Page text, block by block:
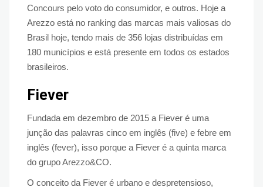
Concours pelo voto do consumidor, e outros. Hoje a
Arezzo está no ranking das marcas mais valiosas do
Brasil hoje, tendo mais de 356 lojas distribuídas em
180 municípios e está presente em todos os estados
brasileiros.
Fiever
Fundada em dezembro de 2015 a Fiever é uma
junção das palavras cinco em inglês (five) e febre em
inglês (fever), isso porque a Fiever é a quinta marca
do grupo Arezzo&CO.
O conceito da Fiever é urbano e despretensioso,